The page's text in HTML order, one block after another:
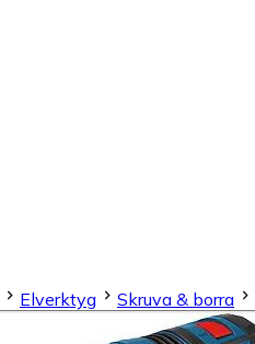
Elverktyg Skruva & borra